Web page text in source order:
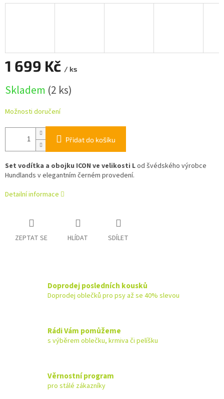
1 699 Kč / ks
cena:
Skladem (2 ks)
Možnosti doručení
Přidat do košíku
Set vodítka a obojku ICON ve velikosti Lod švédského výrobce
Hundlands v elegantním černém provedení.
Detailní informace
ZEPTAT SE HLÍDAT SDÍLET
Doprodej posledních kousků
Doprodej oblečků pro psy až se 40% slevou
Rádi Vám pomůžeme
s výběrem oblečku, krmiva či pelíšku
Věrnostní program
pro stálé zákazníky